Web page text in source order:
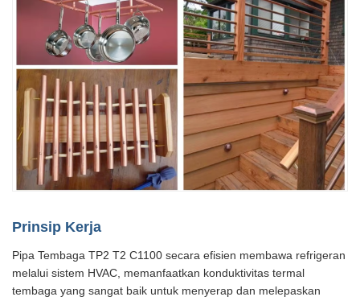
Prinsip Kerja
Pipa Tembaga TP2 T2 C1100 secara efisien membawa refrigeran
melalui sistem HVAC, memanfaatkan konduktivitas termal
tembaga yang sangat baik untuk menyerap dan melepaskan